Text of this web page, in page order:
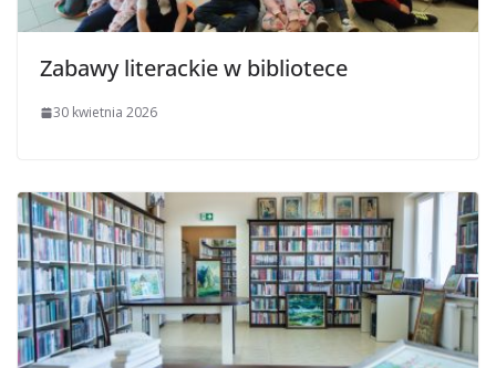
Zabawy literackie w bibliotece
30 kwietnia 2026